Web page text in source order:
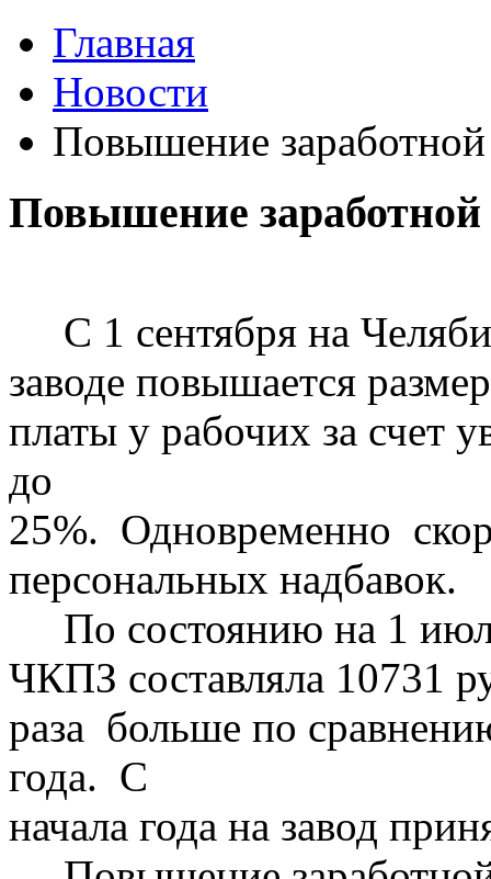
Главная
Новости
Повышение
Повышение
С 1 сентября на
заводе повышается
платы у рабочих за счет
до
25%. Одновременно
персональных надбавок.
По состоянию на 1 июля
ЧКПЗ составляла 10731
раза больше по
года. С
начала года на завод